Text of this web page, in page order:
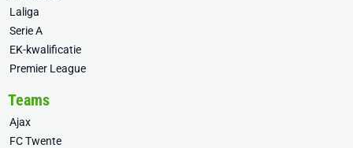
Laliga
Serie A
EK-kwalificatie
Premier League
Teams
Ajax
FC Twente